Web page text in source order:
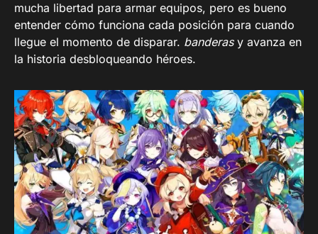
mucha libertad para armar equipos, pero es bueno
entender cómo funciona cada posición para cuando
llegue el momento de disparar. banderas y avanza en
la historia desbloqueando héroes.